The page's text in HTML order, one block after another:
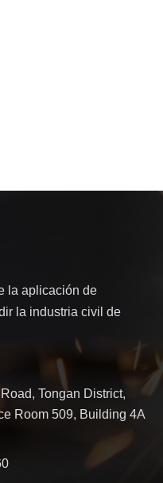
la aplicación de
la industria civil de
Tongan District,
Room 509, Building 4A